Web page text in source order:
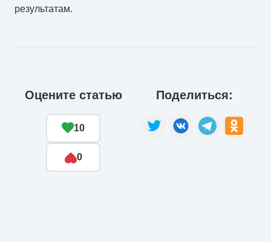
результатам.
Оцените статью
10
0
Поделиться: